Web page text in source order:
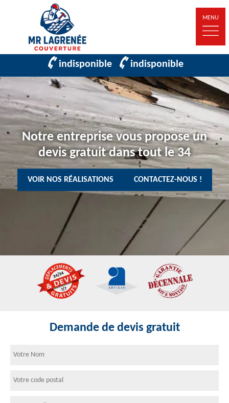
MENU
indisponible indisponible
Notre entreprise vous propose un
devis gratuit dans tout le 34
VOIR NOS RÉALISATIONS CONTACTEZ-NOUS !
Demande de devis gratuit